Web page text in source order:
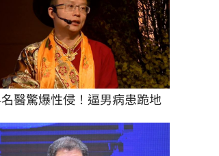
醫驚爆性侵！逼男病患跪地